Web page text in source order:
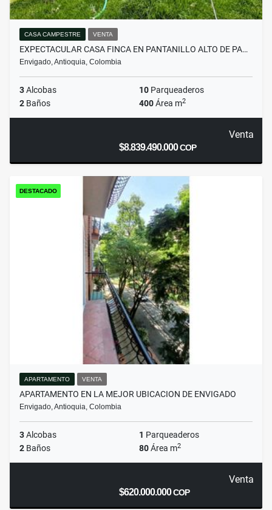
CASA CAMPESTRE VENTA
EXPECTACULAR CASA FINCA EN PANTANILLO ALTO DE PA…
Envigado, Antioquia, Colombia
3Alcobas 10 Parqueaderos
2 Baños 400Área m2
Venta
$8.839.490.000COP
DESTACADO
APARTAMENTO VENTA
APARTAMENTO EN LA MEJOR UBICACION DE ENVIGADO
Envigado, Antioquia, Colombia
3Alcobas 1 Parqueaderos
2 Baños 80Área m2
Venta
$620.000.000COP